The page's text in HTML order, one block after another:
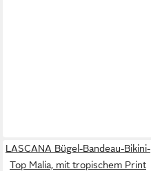
LASCANA Bügel-Bandeau-Bikini-
Top Malia, mit tropischem Print